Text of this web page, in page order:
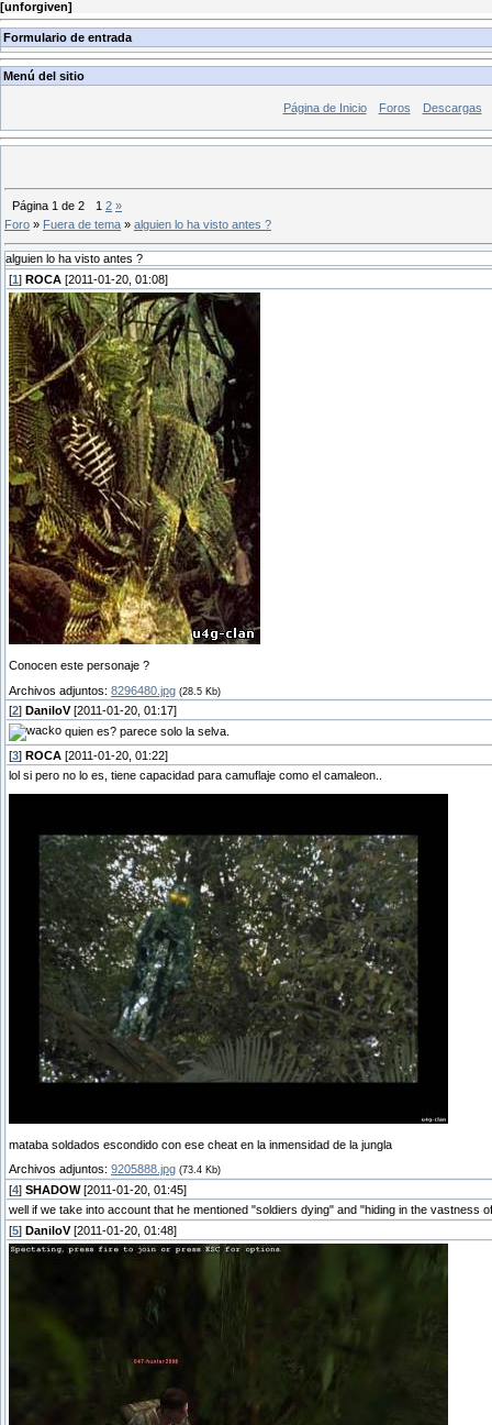
[unforgiven]
Formulario de entrada
Menú del sitio
Página de Inicio Foros Descargas
Página 1 de 2 1 2 »
Foro » Fuera de tema » alguien lo ha visto antes ?
alguien lo ha visto antes ?
[1 ] ROCA [2011-01-20, 01:08]
Conocen este personaje ?
Archivos adjuntos: 8296480.jpg (28.5 Kb)
[2] DaniloV[2011-01-20, 01:17]
quien es? parece solo la selva.
[3] ROCA [2011-01-20, 01:22]
lol si pero no lo es, tiene capacidad para camuflaje como el camaleon..
mataba soldados escondido con ese cheat en la inmensidad de la jungla
Archivos adjuntos: 9205888.jpg (73.4 Kb)
[4] SHADOW[2011-01-20, 01:45]
well if we take into account that he mentioned "soldiers dying" and "hiding in the vastness
[5] DaniloV[2011-01-20, 01:48]